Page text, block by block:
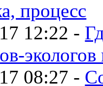
процесс
12:22 -
08:27 -